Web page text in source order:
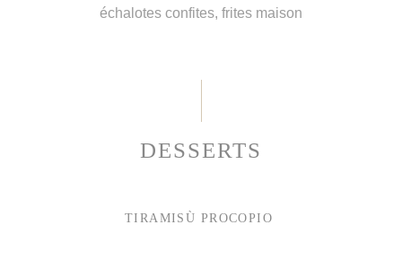
échalotes confites, frites maison
DESSERTS
TIRAMISÙ PROCOPIO